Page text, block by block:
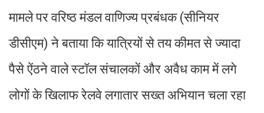
मामले पर वरिष्ठ मंडल वाणिज्य प्रबंधक (सीनियर
डीसीएम) ने बताया कि यात्रियों से तय कीमत से ज्यादा
पैसे ऐंठने वाले स्टॉल संचालकों और अवैध काम में लगे
लोगों के खिलाफ रेलवे लगातार सख्त अभियान चला रहा